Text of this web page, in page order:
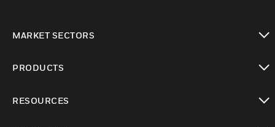
MARKET SECTORS
PRODUCTS
RESOURCES